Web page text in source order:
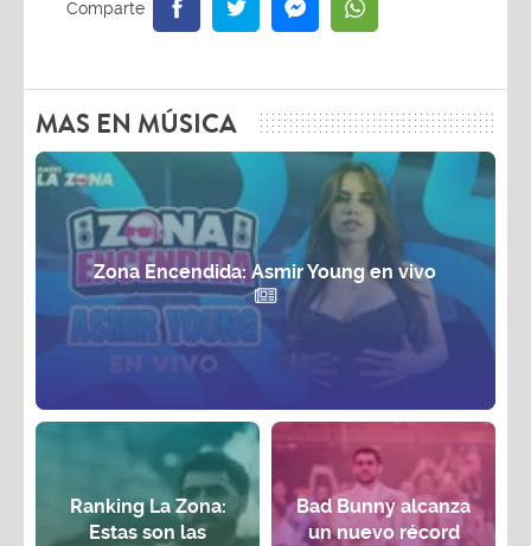
MAS EN MÚSICA
Zona Encendida: Asmir Young en vivo
Ranking La Zona:
Estas son las
Bad Bunny alcanza
un nuevo récord